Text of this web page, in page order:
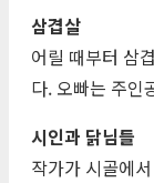
삼겹살
어릴 때부터 삼
다. 오빠는 주인
시인과 닭님들
작가가 시골에